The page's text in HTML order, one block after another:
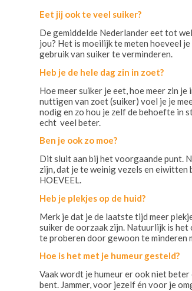
Eet jij ook te veel suiker?
De gemiddelde Nederlander eet tot
jou? Het is moeilijk te meten hoeveel
gebruik van suiker te verminderen.
Heb je de hele dag zin in zoet?
Hoe meer suiker je eet, hoe meer zin
nuttigen van zoet (suiker) voel je je
nodig en zo hou je zelf de behoefte in
echt veel beter.
Ben je ook zo moe?
Dit sluit aan bij het voorgaande punt.
zijn, dat je te weinig vezels en eiwitten
HOEVEEL.
Heb je plekjes op de huid?
Merk je dat je de laatste tijd meer
suiker de oorzaak zijn. Natuurlijk is
te proberen door gewoon te minderen
Hoe is het met je humeur gesteld?
Vaak wordt je humeur er ook niet
bent. Jammer, voor jezelf én voor je